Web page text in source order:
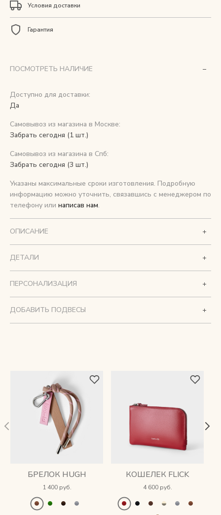
Подарочная карта
Снимаем с производства
Косметика для ухода
О нас
Контакты
Мы в соцсетях:
+ 7 (812) 748-24-46 ENG
Условия доставки
Гарантия
ПОСМОТРЕТЬ НАЛИЧИЕ
Доступно для доставки:
Да
Самовывоз из магазина в Москве:
Забрать сегодня (1 шт.)
Самовывоз из магазина в Спб:
Забрать сегодня (3 шт.)
Указаны максимальные сроки изготовления. Подробную
информацию можно уточнить, связавшись с менеджером по
телефону или написав нам.
ОПИСАНИЕ
ДЕТАЛИ
ПЕРСОНАЛИЗАЦИЯ
ДОБАВИТЬ ПОДВЕСЫ
БРЕЛОК HUGH
1 400 руб.
КОШЕЛЕК FLICK
4 600 руб.